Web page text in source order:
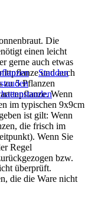
Die
einen leicht
gerne auch etwas
und auch
zu 5 Pflanzen
Wenn
im typischen 9x9cm
ist gilt: Wenn
die frisch im
Wenn Sie
Regel
bzw.
Stauden
überprüft.
die die Ware nicht